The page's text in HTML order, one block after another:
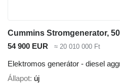
Cummins Stromgenerator,
54 900 EUR
≈ 20 010 000 Ft
Elektromos generátor - diesel
Állapot új